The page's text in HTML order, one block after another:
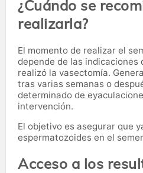
¿Cuándo se
realizarla?
El momento de realizar el
depende de las indicaciones
realizó la vasectomía.
tras varias semanas o
determinado de
intervención.
El objetivo es asegurar que
espermatozoides en el
Acceso a los